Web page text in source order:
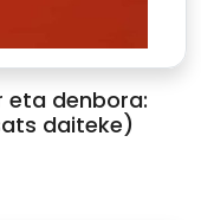
eta denbora:
daiteke)